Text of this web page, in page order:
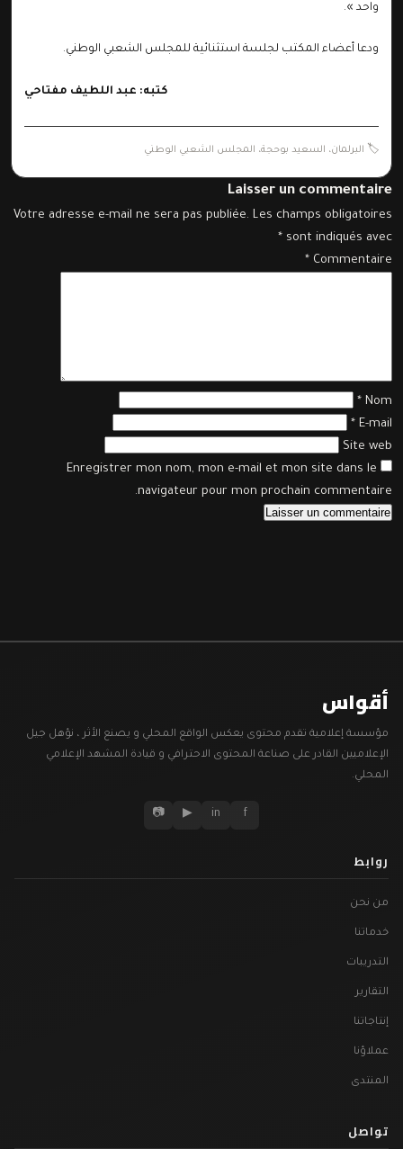
واحد ».
ودعا أعضاء المكتب لجلسة استثنائية للمجلس الشعبي الوطني.
كتبه: عبد اللطيف مفتاحي
🏷️ البرلمان، السعيد بوحجة، المجلس الشعبي الوطني
Laisser un commentaire
Votre adresse e-mail ne sera pas publiée. Les champs obligatoires
sont indiqués avec
*
Commentaire
*
Nom
*
E-mail
*
Site web
Enregistrer mon nom, mon e-mail et mon site dans le
navigateur pour mon prochain commentaire.
أقواس
مؤسسة إعلامية تقدم محتوى يعكس الواقع المحلي و يصنع الأثر ، نؤهل جيل
الإعلاميين القادر على صناعة المحتوى الاحترافي و قيادة المشهد الإعلامي
المحلي.
f
in
▶
📷
روابط
من نحن
خدماتنا
التدريبات
التقارير
إنتاجاتنا
عملاؤنا
المنتدى
تواصل